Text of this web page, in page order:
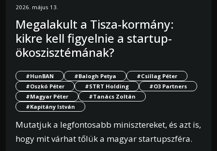
2026. május 13.
Megalakult a Tisza-kormány:
kikre kell figyelnie a startup-
ökoszisztémának?
#HunBAN #Balogh Petya
#Csillag Péter
#Oszkó Péter
#STRT Holding
#O3 Partners
#Magyar Péter
#Tanács Zoltán
#Kapitány István
Mutatjuk a legfontosabb minisztereket, és azt is,
hogy mit várhat tőlük a magyar startupszféra.